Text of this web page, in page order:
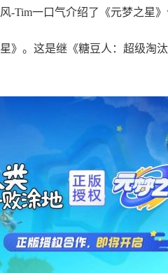
-Tim一口气介绍了《元梦之星》
》。这是继《糖豆人：超级淘